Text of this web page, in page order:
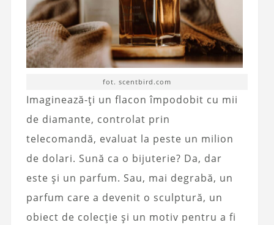
fot. scentbird.com
Imaginează-ți un flacon împodobit cu mii
de diamante, controlat prin
telecomandă, evaluat la peste un milion
de dolari. Sună ca o bijuterie? Da, dar
este și un parfum. Sau, mai degrabă, un
parfum care a devenit o sculptură, un
obiect de colecție și un motiv pentru a fi